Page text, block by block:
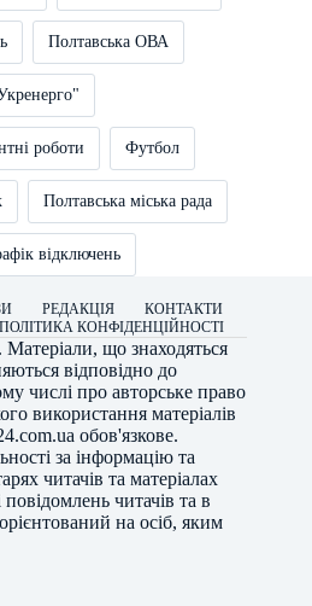
Полтавська ОВА
роботи Футбол
Полтавська міська рада
відключень
РЕДАКЦІЯ
КОНТАКТИ
ПОЛІТИКА КОНФІДЕНЦІЙНОСТІ
що знаходяться
відповідно до
числі про авторське право
використання матеріалів
обов'язкове.
за інформацію та
читачів та матеріалах
читачів та в
на осіб, яким